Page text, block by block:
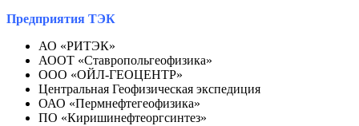
Предприятия ТЭК
АО «РИТЭК»
АООТ «Ставропольгеофизика»
ООО «ОЙЛ-ГЕОЦЕНТР»
Центральная Геофизическая экспедиция
ОАО «Пермнефтегеофизика»
ПО «Киришинефтеоргсинтез»